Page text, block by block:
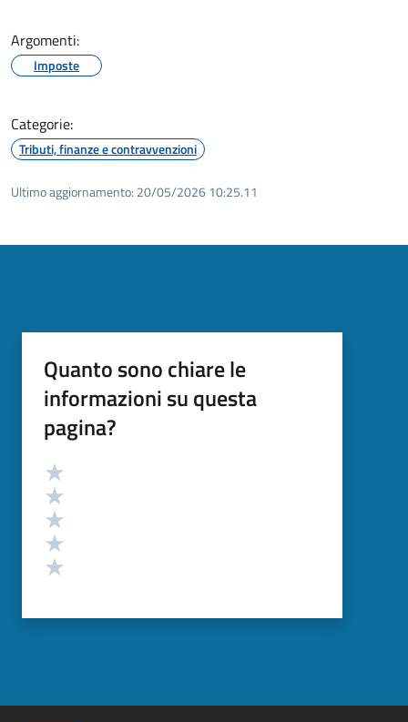
Argomenti:
Imposte
Categorie:
Tributi, finanze e contravvenzioni
Ultimo aggiornamento: 20/05/2026 10:25.11
Quanto sono chiare le
informazioni su questa
pagina?
Valutazione